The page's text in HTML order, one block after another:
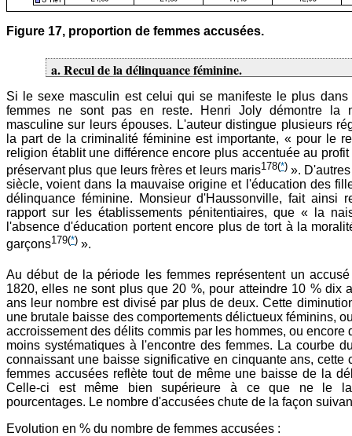
Figure 17, proportion de femmes accusées.
a. Recul de la délinquance féminine.
Si le sexe masculin est celui qui se manifeste le plus
femmes ne sont pas en reste. Henri Joly démontre la
masculine sur leurs épouses. L'auteur distingue plusieurs
la part de la criminalité féminine est importante, « pour le
religion établit une différence encore plus accentuée au
préservant plus que leurs frères et leurs maris178(*)».
siècle, voient dans la mauvaise origine et l'éducation des
délinquance féminine. Monsieur d'Haussonville, fait ainsi
rapport sur les établissements pénitentiaires, que « la
l'absence d'éducation portent encore plus de tort à la
garçons179(*) ».
Au début de la période les femmes représentent un
1820, elles ne sont plus que 20 %, pour atteindre 10 % dix
ans leur nombre est divisé par plus de deux. Cette
une brutale baisse des comportements délictueux féminins,
accroissement des délits commis par les hommes, ou encore
moins systématiques à l'encontre des femmes. La courbe
connaissant une baisse significative en cinquante ans, cette
femmes accusées reflète tout de même une baisse de la
Celle-ci est même bien supérieure à ce que ne le
pourcentages. Le nombre d'accusées chute de la façon
Evolution en % du nombre de femmes accusées :